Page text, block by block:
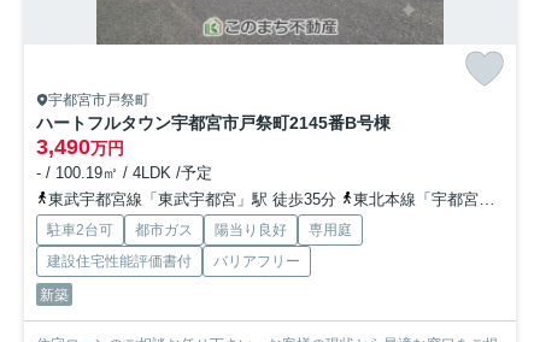
宇都宮市戸祭町
ハートフルタウン宇都宮市戸祭町2145番B号棟
3,490万円
- / 100.19㎡ / 4LDK /予定
東武宇都宮線「東武宇都宮」駅 徒歩35分
東北本線「宇都宮」駅 徒歩50分
駐車2台可 都市ガス 陽当り良好
専用庭
建設住宅性能評価書付
バリアフリー
新築